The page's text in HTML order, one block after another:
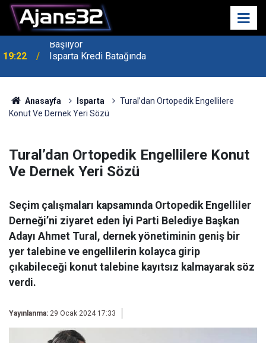
19:22 Isparta Kredi Batağında
Anasayfa Isparta
Tural’dan Ortopedik Engellilere
Konut Ve Dernek Yeri Sözü
Tural’dan Ortopedik Engellilere Konut
Ve Dernek Yeri Sözü
Seçim çalışmaları kapsamında Ortopedik Engelliler
Derneği’ni ziyaret eden İyi Parti Belediye Başkan
Adayı Ahmet Tural, dernek yönetiminin geniş bir
yer talebine ve engellilerin kolayca girip
çıkabileceği konut talebine kayıtsız kalmayarak söz
verdi.
Yayınlanma: 29 Ocak 2024 17:33